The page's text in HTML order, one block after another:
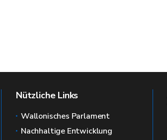
Nützliche Links
Wallonisches Parlament
Nachhaltige Entwicklung